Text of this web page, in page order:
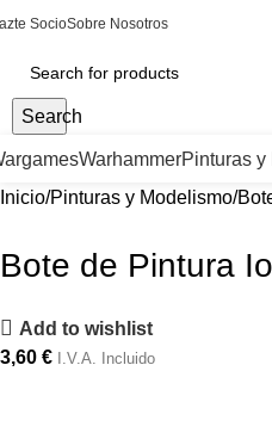
SocioSobre Nosotros
Search
WarhammerPinturas
Inicio Pinturas y Modelismo
Bote de Pintura
Add to wishlist
3,60 € I.V.A. Incluido